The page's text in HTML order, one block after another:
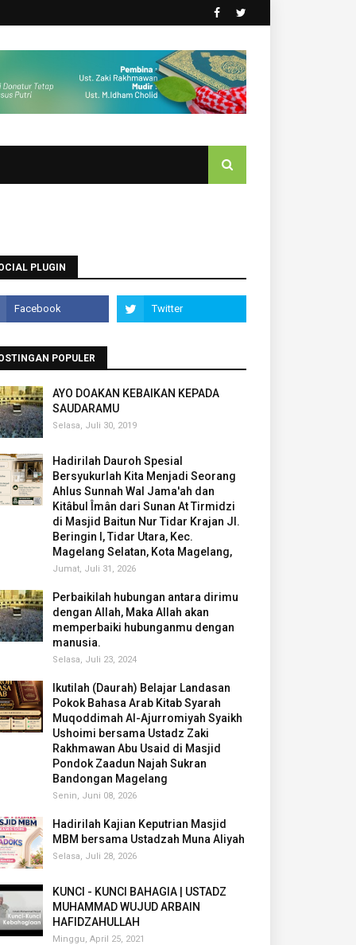
PLUGIN
POPULER
AYO DOAKAN KEBAIKAN KEPADA
SAUDARAMU
Selasa, Juli 30, 2019
Hadirilah Dauroh Spesial
Bersyukurlah Kita Menjadi Seorang
Ahlus Sunnah Wal Jama'ah dan
Kitâbul Îmân dari Sunan At Tirmidzi
di Masjid Baitun Nur Tidar Krajan Jl.
Beringin I, Tidar Utara, Kec.
Magelang Selatan, Kota Magelang,
Jumat, Juli 31, 2026
Perbaikilah hubungan antara dirimu
dengan Allah, Maka Allah akan
memperbaiki hubunganmu dengan
manusia.
Selasa, Juli 23, 2024
Ikutilah (Daurah) Belajar Landasan
Pokok Bahasa Arab Kitab Syarah
Muqoddimah Al-Ajurromiyah Syaikh
Ushoimi bersama Ustadz Zaki
Rakhmawan Abu Usaid di Masjid
Pondok Zaadun Najah Sukran
Bandongan Magelang
Senin, Juni 08, 2026
Hadirilah Kajian Keputrian Masjid
MBM bersama Ustadzah Muna Aliyah
Selasa, Juli 28, 2026
KUNCI - KUNCI BAHAGIA | USTADZ
MUHAMMAD WUJUD ARBAIN
HAFIDZAHULLAH
Minggu, April 25, 2021